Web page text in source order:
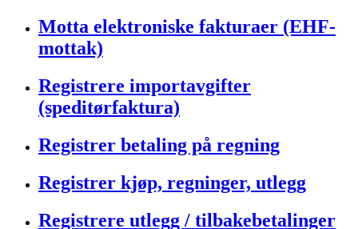
Motta elektroniske fakturaer (EHF-
mottak)
Registrere importavgifter
(speditørfaktura)
Registrer betaling på regning
Registrer kjøp, regninger, utlegg
Registrere utlegg / tilbakebetalinger